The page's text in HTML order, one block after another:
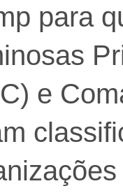
para
e